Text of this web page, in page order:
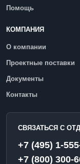
Помощь
КОМПАНИЯ
О компании
Проектные поставки
Документы
Контакты
СВЯЗАТЬСЯ С
+7 (495) 1-
+7 (800) 300-